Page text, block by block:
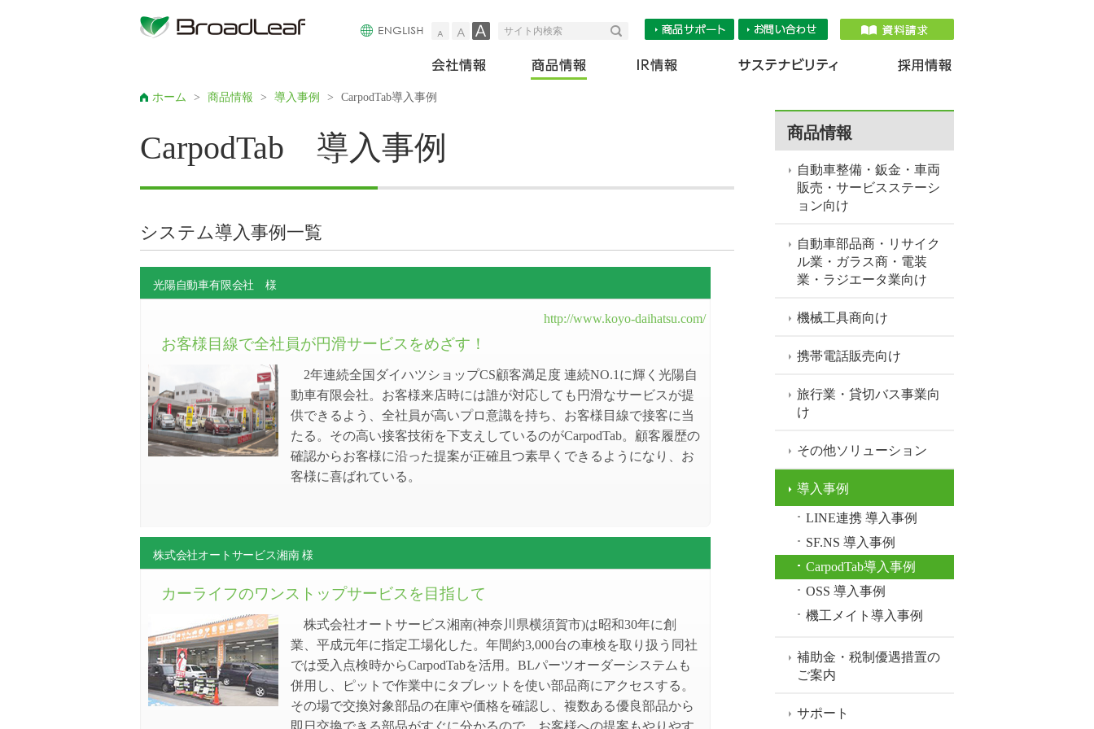
小 大
サイト内検索 検索
会社情報
ホーム
> 商品情報 > 導入事例 > CarpodTab導入事例
CarpodTab 導入事例
システム導入事例一覧
光陽自動車有限会社 様
http://www.koyo-daihatsu.com/
お客様目線で全社員が円滑サービスをめざす！
2年連続全国ダイハツショップCS顧客満足度 連続NO.1に輝く光陽自
動車有限会社。お客様来店時には誰が対応しても円滑なサービスが提
供できるよう、全社員が高いプロ意識を持ち、お客様目線で接客に当
たる。その高い接客技術を下支えしているのがCarpodTab。顧客履歴の
確認からお客様に沿った提案が正確且つ素早くできるようになり、お
客様に喜ばれている。
株式会社オートサービス湘南 様
カーライフのワンストップサービスを目指して
株式会社オートサービス湘南(神奈川県横須賀市)は昭和30年に創
業、平成元年に指定工場化した。年間約3,000台の車検を取り扱う同社
では受入点検時からCarpodTabを活用。BLパーツオーダーシステムも
併用し、ピットで作業中にタブレットを使い部品商にアクセスする。
その場で交換対象部品の在庫や価格を確認し、複数ある優良部品から
即日交換できる部品がすぐに分かるので、お客様への提案もやりやす
商品情報
自動車整備・鈑金・車両
販売・サービスステーシ
ョン向け
自動車部品商・リサイク
ル業・ガラス商・電装
業・ラジエータ業向け
機械工具商向け
携帯電話販売向け
旅行業・貸切バス事業向
け
その他ソリューション
導入事例
LINE連携 導入事例
SF.NS 導入事例
CarpodTab導入事例
OSS 導入事例
機工メイト導入事例
補助金・税制優遇措置の
ご案内
サポート